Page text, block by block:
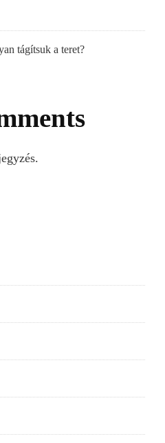
tágítsuk a teret?